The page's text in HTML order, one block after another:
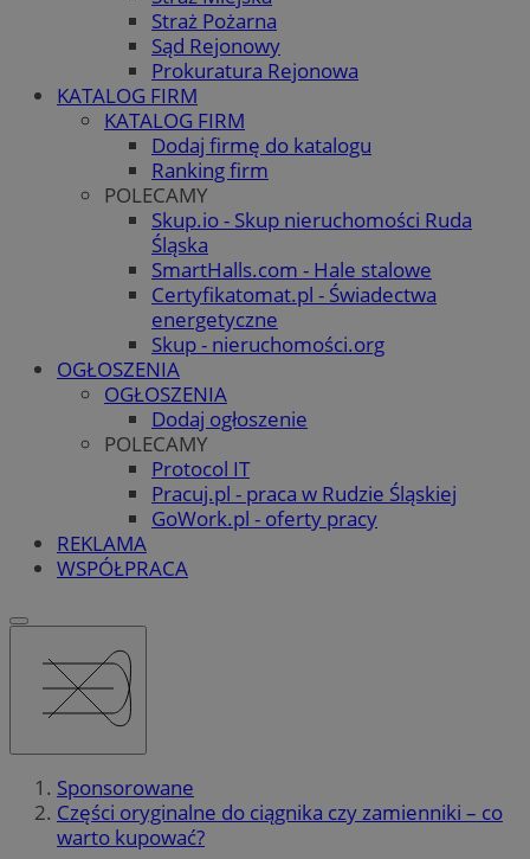
Straż Pożarna
Sąd Rejonowy
Prokuratura Rejonowa
KATALOG FIRM
KATALOG FIRM
Dodaj firmę do katalogu
Ranking firm
POLECAMY
Skup.io - Skup nieruchomości Ruda
Śląska
SmartHalls.com - Hale stalowe
Certyfikatomat.pl - Świadectwa
energetyczne
Skup - nieruchomości.org
OGŁOSZENIA
OGŁOSZENIA
Dodaj ogłoszenie
POLECAMY
Protocol IT
Pracuj.pl - praca w Rudzie Śląskiej
GoWork.pl - oferty pracy
REKLAMA
WSPÓŁPRACA
Sponsorowane
Części oryginalne do ciągnika czy zamienniki – co
warto kupować?